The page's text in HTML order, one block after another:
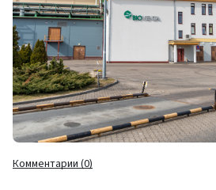
Комментарии (0)